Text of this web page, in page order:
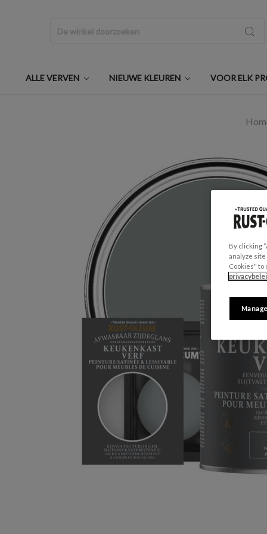
ALLE VERVEN NIEUWE KLEUREN VOOR ELK
By clicking
analyze
Cookies" to